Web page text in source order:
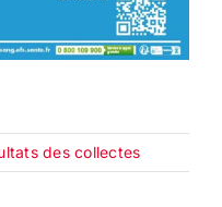
des collectes